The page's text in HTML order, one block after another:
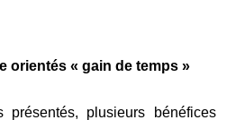
orientés « gain de temps »
présentés, plusieurs bénéfices